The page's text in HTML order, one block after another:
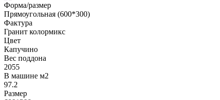
Форма/размер
Прямоугольная (600*300)
Фактура
Гранит колормикс
Цвет
Капучино
Вес поддона
2055
В машине м2
97.2
Размер